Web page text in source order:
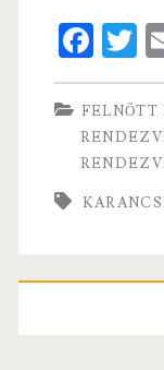
Fa
ce
b
o
o
k
T
w
er
FELNŐTT